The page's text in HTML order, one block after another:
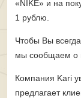
«NIKE» и на
1 рублю.
Чтобы Вы
мы сообщаем о
Компания Kari
предлагает